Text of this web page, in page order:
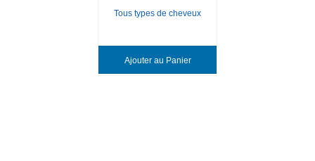
Tous types de cheveux
Ajouter au Panier